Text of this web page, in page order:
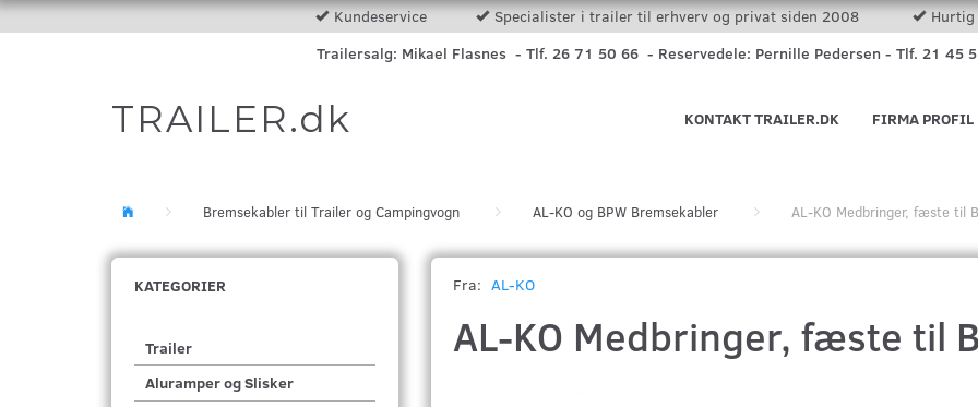
Kundeservice Specialister i trailer til erhverv og privat siden 2008
Hurtig
Trailersalg: Mikael Flasnes - Tlf. 26 71 50 66 - Reservedele: Pernille Pedersen - Tlf. 21 45
TRAILER.dk FIRMA PROFIL
KONTAKT TRAILER.DK
Bremsekabler til Trailer og Campingvogn AL-KO og BPW Bremsekabler AL-KO Medbringer, fæste til
KATEGORIER
Trailer
Aluramper og Slisker
Fra: AL-KO
AL-KO Medbringer, fæste til